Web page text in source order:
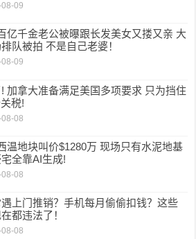
09
亿千金老公被曝跟长发美女又搂又亲 大
队被拍 不是自己老婆！
09
加拿大准备满足美国多项要求 只为挡住
税!
08
温地块叫价$1280万 现场只有水泥地基
全靠AI生成!
08
上门推销？手机每月偷偷扣钱？这些
都违法了！
08